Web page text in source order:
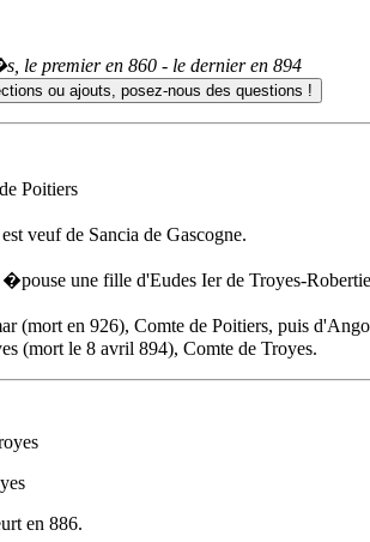
le premier en 860 - le dernier en 894
Poitiers
veuf de Sancia de Gascogne.
une fille d'Eudes Ier de Troyes-
(mort en 926), Comte de Poitiers, puis
(mort le 8 avril 894), Comte de Troyes.
en 886.